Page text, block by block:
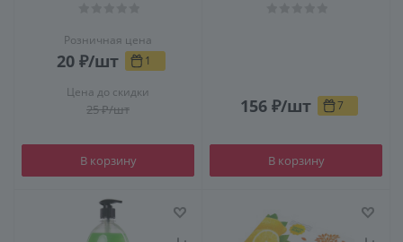
Розничная цена
20 ₽/шт 1
Цена до скидки
25₽/шт
В корзину
156 ₽/шт 7
В корзину